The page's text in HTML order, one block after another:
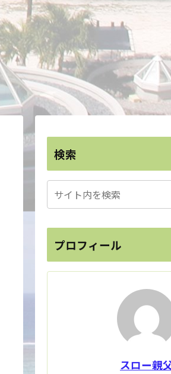
検索
プロフィール
スロー親